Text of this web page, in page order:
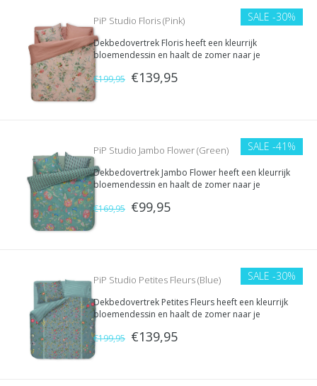
SALE -30%
PiP Studio Floris (Pink)
Dekbedovertrek Floris heeft een kleurrijk
bloemendessin en haalt de zomer naar je
slaapkamer. Er zijn sierlijke takjes met prachtige
bloemen, vlinders en vogels te bewonderen.
€199,95 €139,95
SALE -41%
PiP Studio Jambo Flower (Green)
Dekbedovertrek Jambo Flower heeft een kleurrijk
bloemendessin en haalt de zomer naar je
een fijne en gedetailleerde bloemenprint met
fantasierijke veldbloemen, zomervruchten en
bloementakjes met dahlia's.
€169,95 €99,95
SALE -30%
PiP Studio Petites Fleurs (Blue)
Dekbedovertrek Petites Fleurs heeft een kleurrijk
bloemendessin en haalt de zomer naar je
slaapkamer. In het midden pronkt een fijne en
gedetailleerde bloemenprint met fantasierijke
veldbloemen, korenbloemen, zomervruchten en
€199,95 €139,95